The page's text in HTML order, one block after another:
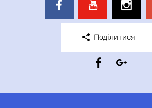
Поділитися